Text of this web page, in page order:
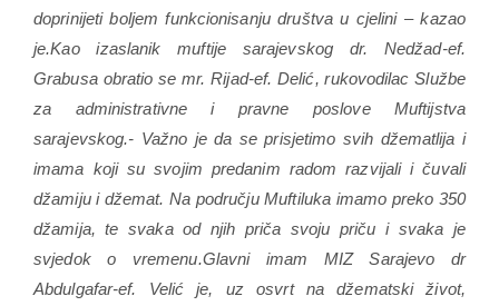
doprinijeti boljem funkcionisanju društva u cjelini – kazao
je.Kao izaslanik muftije sarajevskog dr. Nedžad-ef.
Grabusa obratio se mr. Rijad-ef. Delić, rukovodilac Službe
za administrativne i pravne poslove Muftijstva
sarajevskog.- Važno je da se prisjetimo svih džematlija i
imama koji su svojim predanim radom razvijali i čuvali
džamiju i džemat. Na području Muftiluka imamo preko 350
džamija, te svaka od njih priča svoju priču i svaka je
svjedok o vremenu.Glavni imam MIZ Sarajevo dr
Abdulgafar-ef. Velić je, uz osvrt na džematski život,